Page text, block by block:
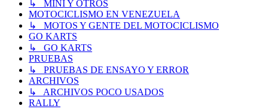
↳ MINI Y OTROS
MOTOCICLISMO EN VENEZUELA
↳ MOTOS Y GENTE DEL MOTOCICLISMO
GO KARTS
↳ GO KARTS
PRUEBAS
↳ PRUEBAS DE ENSAYO Y ERROR
ARCHIVOS
↳ ARCHIVOS POCO USADOS
RALLY